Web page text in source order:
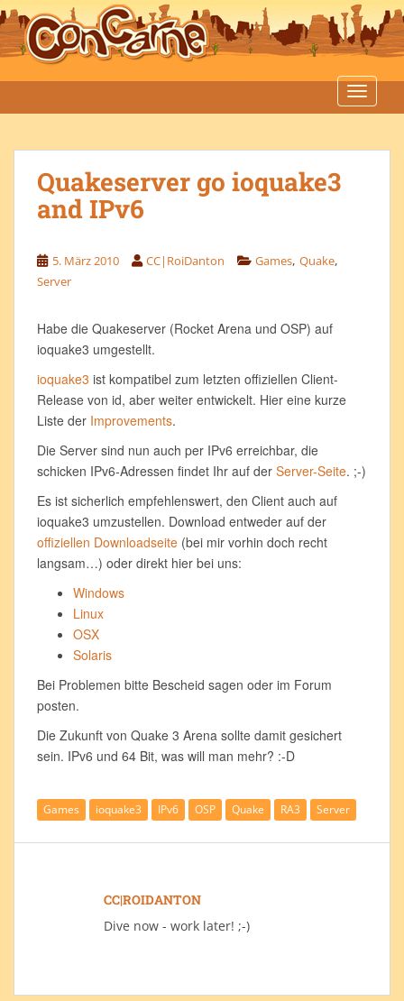
S
k
i
o
Quakeserver go ioquake3
and IPv6
5. März 2010 CC|RoiDanton Games,Quake,
Server
Habe die Quakeserver (Rocket Arena und OSP) auf
ioquake3 umgestellt.
ioquake3 ist kompatibel zum letzten offiziellen Client-
Release von id, aber weiter entwickelt. Hier eine kurze
Liste der Improvements.
Die Server sind nun auch per IPv6 erreichbar, die
schicken IPv6-Adressen findet Ihr auf der Server-Seite. ;-)
Es ist sicherlich empfehlenswert, den Client auch auf
ioquake3 umzustellen. Download entweder auf der
offiziellen Downloadseite (bei mir vorhin doch recht
langsam…) oder direkt hier bei uns:
Windows
Linux
OSX
Solaris
Bei Problemen bitte Bescheid sagen oder im Forum
posten.
Die Zukunft von Quake 3 Arena sollte damit gesichert
sein. IPv6 und 64 Bit, was will man mehr? :-D
Games ioquake3 IPv6 OSP Quake RA3 Server
CC|ROIDANTON
Dive now - work later! ;-)